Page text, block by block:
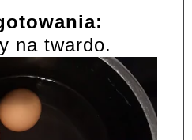
na twardo.